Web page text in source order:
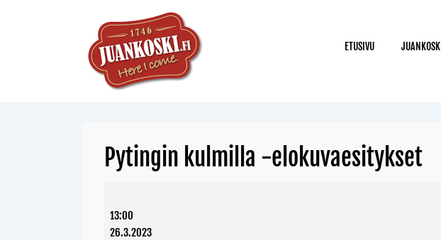
ETUSIVU JUANKOSKI
Pytingin kulmilla -elokuvaesitykset
13:00
26.3.2023